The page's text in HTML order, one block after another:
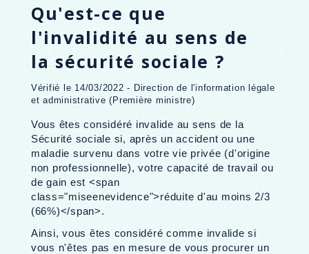
Qu'est-ce que
l'invalidité au sens de
la sécurité sociale ?
Vérifié le 14/03/2022 - Direction de l'information légale
et administrative (Première ministre)
Vous êtes considéré invalide au sens de la
Sécurité sociale si, après un accident ou une
maladie survenu dans votre vie privée (d'origine
non professionnelle), votre capacité de travail ou
de gain est <span
class="miseenevidence">réduite d'au moins 2/3
(66%)</span>.
Ainsi, vous êtes considéré comme invalide si
vous n'êtes pas en mesure de vous procurer un